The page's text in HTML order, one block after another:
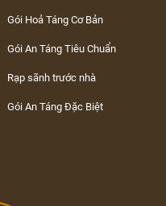
Gói Hoả Táng Cơ Bản
Gói An Táng Tiêu Chuẩn
Rạp sãnh trước nhà
Gói An Táng Đặc Biệt